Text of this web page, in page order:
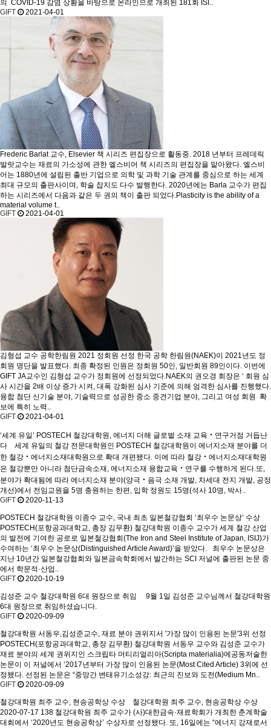
의 COVID-19 감염 상황을 바탕으로 온라인으로 개최된 181회 ISI..
GIFT
2021-04-01
Frederic Barlat 교수, Elsevier 책 시리즈 편집장으로 활동중. 2018 년부터 프레데릭
발랏교수는 재료의 가소성에 관한 엘스비어 책 시리즈의 편집장을 맡아왔다. 엘스비
어는 1880년에 설립된 출반 기업으로 의학 및 과학 기술 관계를 중심으로 하는 세계
최대 규모의 출판사이며, 학술 잡지도 다수 발행한다. 2020년에는 Barla 교수가 편집
하는 시리즈에서 다음과 같은 두 권의 책이 출판 되었다.​Plasticity is the ability of a
material volume t..
GIFT
2021-04-01
김형섭 교수 공학한림원 2021 정회원 선정 한국 공학 한림원(NAEK)이 2021년도 정
회원 명단을 발표했다. 최종 확정된 인원은 정회원 50인, 일반회원 89인이다. 이번에
GIFT JA교수인 김형섭 교수가 정회원에 선정되었다.NAEK의 권오경 회장은 ‘ 회원 심
사 시간을 2배 이상 증가 시켜, 대폭 강화된 심사 기준에 의해 엄격한 심사를 진행했다.
융합 첨단 신기술 분야, 기술력으로 성공한 중소 중견기업 분야, 그리고 여성 회원 확
보에 특히 노력..
GIFT
2021-04-01
‘세계 유일’ POSTECH 철강대학원, 에너지 더해 글로벌 소재 교육‧연구거점 거듭난
다
세계 유일의 철강 전문대학원인 POSTECH 철강대학원이 에너지소재 분야를 더
한 철강‧에너지소재대학원으로 확대 개편됐다. 이에 따라 철강‧에너지소재대학원
은 철강뿐만 아니라 첨단금속소재, 에너지소재 융합교육‧연구를 수행하게 된다.또,
분야가 확대됨에 따라 에너지소재 분야(양극‧음극 소재 개발, 차세대 전지 개발, 공정
개선)에서 전임교원을 5명 충원하는 한편, 입학 정원도 15명(석사 10명, 박사..
GIFT
2020-11-13
POSTECH 철강대학원 이종수 교수, 국내 최초 일본철강협회 ‘최우수 논문상’ 수상
POSTECH(포항공과대학교, 총장 김무환) 철강대학원 이종수 교수가 세계 철강 산업
의 발전에 기여한 공로로 일본철강협회(The Iron and Steel Institute of Japan, ISIJ)가
수여하는 ‘최우수 논문상(Distinguished Article Award)’을 받았다. 최우수 논문상은
지난 10년간 일본철강협회와 일본금속학회에서 발간하는 SCI 저널에 출판된 논문 중
에서 학문적·산업..
GIFT
2020-10-19
김성준 교수 철강대학원 6대 원장으로 취임
9월 1일 김성준 교수님께서 철강대학원
6대 원장으로 취임하셨습니다.
GIFT
2020-09-09
철강대학원 서동우,김성준교수, 재료 분야 권위지서 '가장 많이 인용된 논문'3위 선정
POSTECH(포항공과대학교, 총장 김무환) 철강대학원 서동우 교수와 김성준 교수가
재료 분야의 세계 권위지인 스크립타 머티리얼리아(Scripta materialia)에공동저술한
논문이 이 저널에서 ‘2017년부터 가장 많이 인용된 논문(Most Cited Article) 3위에 선
정됐다. 선정된 논문은 “중망간 변태유기소성강: 최근의 진보와 도전(Medium Mn..
GIFT
2020-09-09
철강대학원 최주 교수, 현송공학상 수상
철강대학원 최주 교수, 현송공학상 수상
2020-07-17 138 철강대학원 최주 교수가 (사)대한금속·재료학회가 개최한 춘계학술
대회에서 ‘2020년도 현송공학상’ 수상자로 선정됐다. 또, 16일에는 “에너지 강재로서